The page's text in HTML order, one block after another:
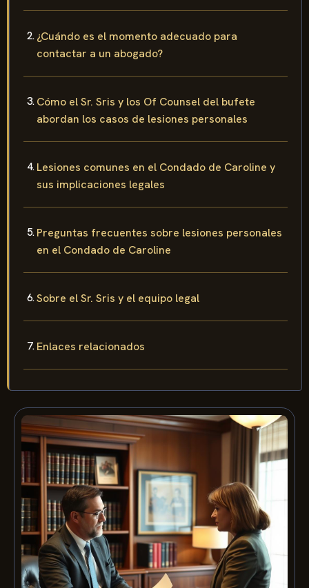
¿Cuándo es el momento adecuado para
contactar a un abogado?
Cómo el Sr. Sris y los Of Counsel del bufete
abordan los casos de lesiones personales
Lesiones comunes en el Condado de Caroline y
sus implicaciones legales
Preguntas frecuentes sobre lesiones personales
en el Condado de Caroline
Sobre el Sr. Sris y el equipo legal
Enlaces relacionados